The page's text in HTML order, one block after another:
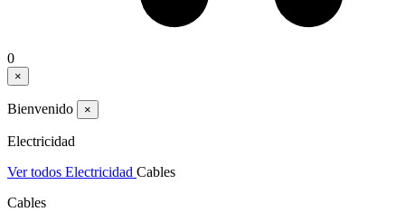
0
×
Bienvenido ×
Electricidad
Ver todos Electricidad Cables
Cables